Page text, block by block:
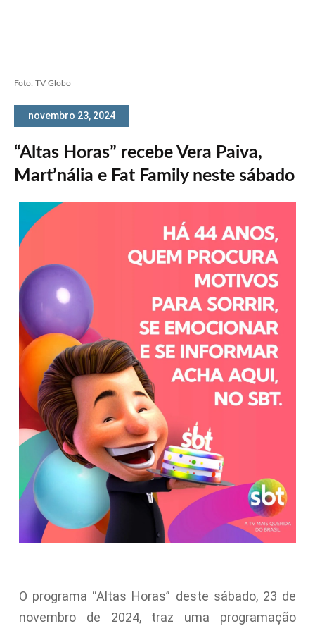
Foto: TV Globo
novembro 23, 2024
“Altas Horas” recebe Vera Paiva,
Mart’nália e Fat Family neste sábado
O programa “Altas Horas” deste sábado, 23 de
novembro de 2024, traz uma programação